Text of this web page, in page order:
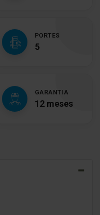
PORTES
5
GARANTIA
12 meses